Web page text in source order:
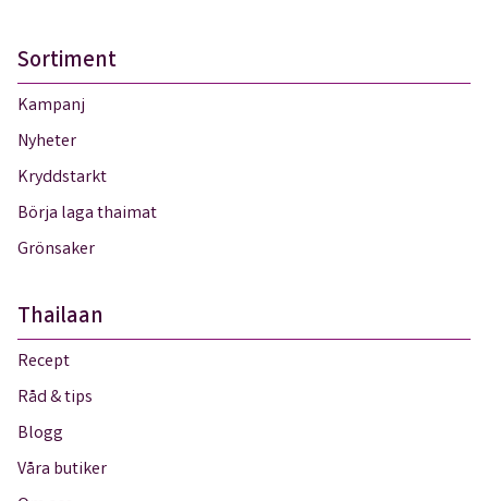
Sortiment
Kampanj
Nyheter
Kryddstarkt
Börja laga thaimat
Grönsaker
Thailaan
Recept
Råd & tips
Blogg
Våra butiker